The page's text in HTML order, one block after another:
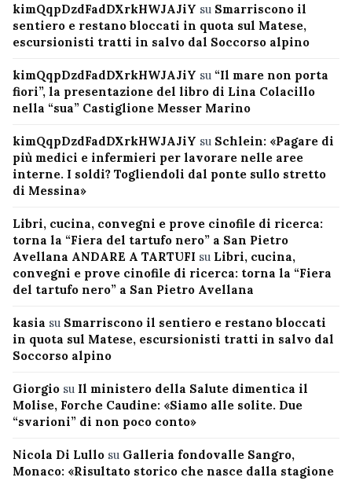
kimQqpDzdFadDXrkHWJAJiY su Smarriscono il
sentiero e restano bloccati in quota sul Matese,
escursionisti tratti in salvo dal Soccorso alpino
kimQqpDzdFadDXrkHWJAJiY su “Il mare non porta
fiori”, la presentazione del libro di Lina Colacillo
nella “sua” Castiglione Messer Marino
kimQqpDzdFadDXrkHWJAJiY su Schlein: «Pagare di
più medici e infermieri per lavorare nelle aree
interne. I soldi? Togliendoli dal ponte sullo stretto
di Messina»
Libri, cucina, convegni e prove cinofile di ricerca:
torna la “Fiera del tartufo nero” a San Pietro
Avellana ANDARE A TARTUFI su Libri, cucina,
convegni e prove cinofile di ricerca: torna la “Fiera
del tartufo nero” a San Pietro Avellana
kasia su Smarriscono il sentiero e restano bloccati
in quota sul Matese, escursionisti tratti in salvo dal
Soccorso alpino
Giorgio su Il ministero della Salute dimentica il
Molise, Forche Caudine: «Siamo alle solite. Due
“svarioni” di non poco conto»
Nicola Di Lullo su Galleria fondovalle Sangro,
Monaco: «Risultato storico che nasce dalla stagione